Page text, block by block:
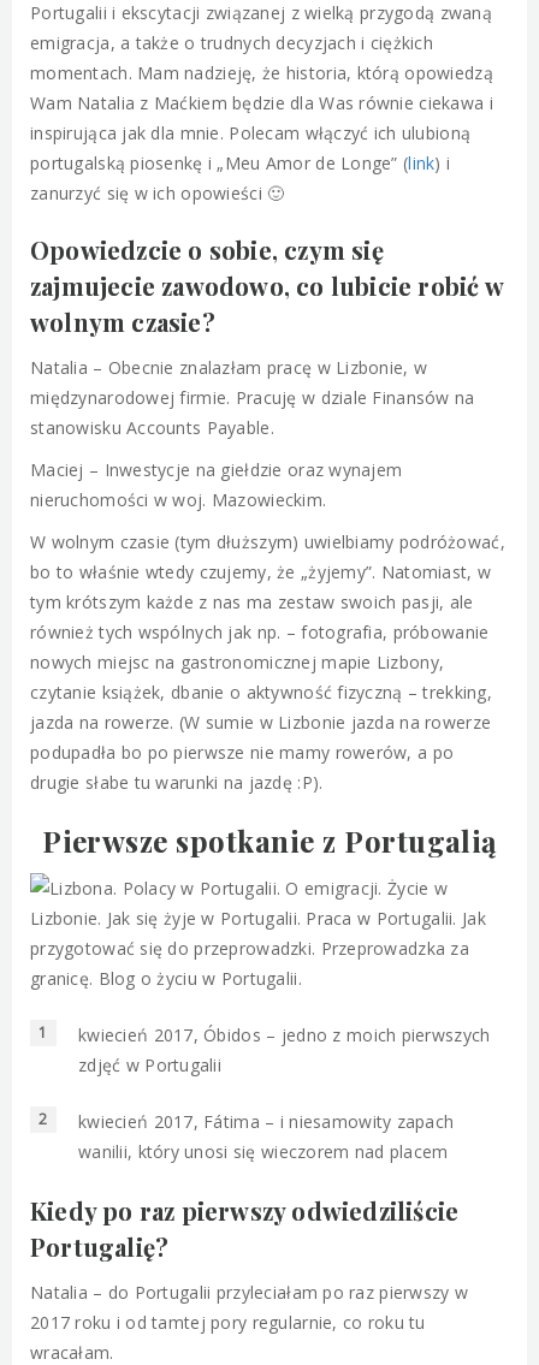
Portugalii i ekscytacji związanej z wielką przygodą zwaną
emigracja, a także o trudnych decyzjach i ciężkich
momentach. Mam nadzieję, że historia, którą opowiedzą
Wam Natalia z Maćkiem będzie dla Was równie ciekawa i
inspirująca jak dla mnie. Polecam włączyć ich ulubioną
portugalską piosenkę i „Meu Amor de Longe” (link) i
zanurzyć się w ich opowieści 🙂
Opowiedzcie o sobie, czym się
zajmujecie zawodowo, co lubicie robić w
wolnym czasie?
Natalia – Obecnie znalazłam pracę w Lizbonie, w
międzynarodowej firmie. Pracuję w dziale Finansów na
stanowisku Accounts Payable.
Maciej – Inwestycje na giełdzie oraz wynajem
nieruchomości w woj. Mazowieckim.
W wolnym czasie (tym dłuższym) uwielbiamy podróżować,
bo to właśnie wtedy czujemy, że „żyjemy”. Natomiast, w
tym krótszym każde z nas ma zestaw swoich pasji, ale
również tych wspólnych jak np. – fotografia, próbowanie
nowych miejsc na gastronomicznej mapie Lizbony,
czytanie książek, dbanie o aktywność fizyczną – trekking,
jazda na rowerze. (W sumie w Lizbonie jazda na rowerze
podupadła bo po pierwsze nie mamy rowerów, a po
drugie słabe tu warunki na jazdę :P).
Pierwsze spotkanie z Portugalią
kwiecień 2017, Óbidos – jedno z moich pierwszych
zdjęć w Portugalii
kwiecień 2017, Fátima – i niesamowity zapach
wanilii, który unosi się wieczorem nad placem
Kiedy po raz pierwszy odwiedziliście
Portugalię?
Natalia – do Portugalii przyleciałam po raz pierwszy w
2017 roku i od tamtej pory regularnie, co roku tu
wracałam.